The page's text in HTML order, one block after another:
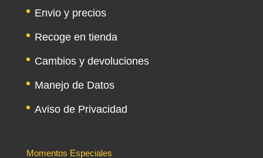
Envio y precios
Recoge en tienda
Cambios y devoluciones
Manejo de Datos
Aviso de Privacidad
Momentos Especiales